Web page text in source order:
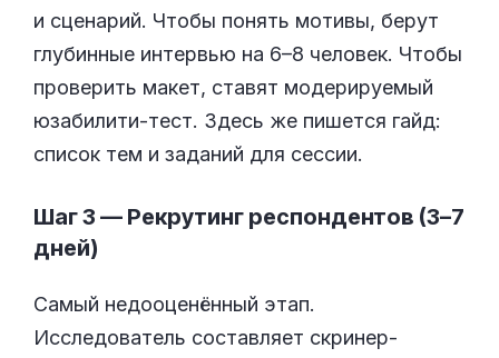
и сценарий. Чтобы понять мотивы, берут
глубинные интервью на 6–8 человек. Чтобы
проверить макет, ставят модерируемый
юзабилити-тест. Здесь же пишется гайд:
список тем и заданий для сессии.
Шаг 3 — Рекрутинг респондентов (3–7
дней)
Самый недооценённый этап.
Исследователь составляет скринер-